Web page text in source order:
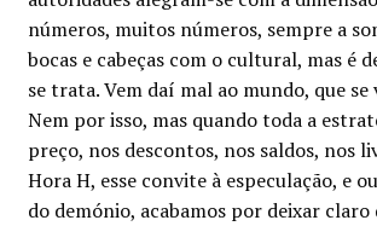
números, muitos números, sempre a
bocas e cabeças com o cultural, mas é
se trata. Vem daí mal ao mundo, que se
Nem por isso, mas quando toda a
preço, nos descontos, nos saldos, nos
Hora H, esse convite à especulação, e
do demónio, acabamos por deixar claro